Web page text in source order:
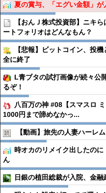
夏の賞与、「エグい金額」
【おんＪ株式投資部】ニキ
ートフォリオはどんなもん？
【悲報】ビットコイン、投
全に終了
L青ブタの試打画像が続々公
るぞ！
八百万の神 #08【スマスロ
1000円まで諦めなかっ...
【動画】旅先の人妻ハーレ
時オカのリメイク出したの
ん
日銀の植田総裁が入院、金